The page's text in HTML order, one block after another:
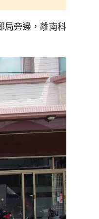
局旁邊，離南科